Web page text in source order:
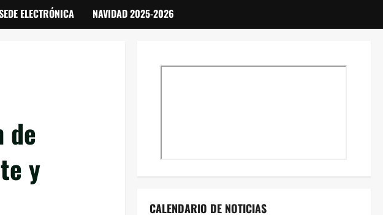
ELECTRÓNICA NAVIDAD 2025-2026
de
y
CALENDARIO DE NOTICIAS